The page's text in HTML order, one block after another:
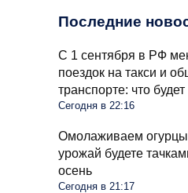
Последние
С 1 сентября в РФ
поездок на такси и
транспорте: что будет
Сегодня в 22:16
Омолаживаем огурцы
урожай будете
осень
Сегодня в 21:17